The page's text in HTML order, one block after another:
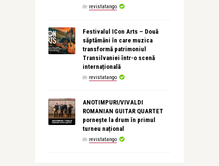
de revistatango
Festivalul ICon Arts – Două
săptămâni în care muzica
transformă patrimoniul
Transilvaniei într-o scenă
internațională
de revistatango
ANOTIMPURI/VIVALDI
ROMANIAN GUITAR QUARTET
pornește la drum în primul
turneu național
de revistatango